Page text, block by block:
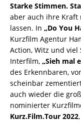
Starke Stimmen.
aber auch ihre Kraft
lassen. In „Do You
Kurzfilm Agentur
Action, Witz und viel
Interfilm, „Sieh mal
des Erkennbaren,
scheinbar
auch wieder die
nominierter
Kurz.Film.Tour 2022